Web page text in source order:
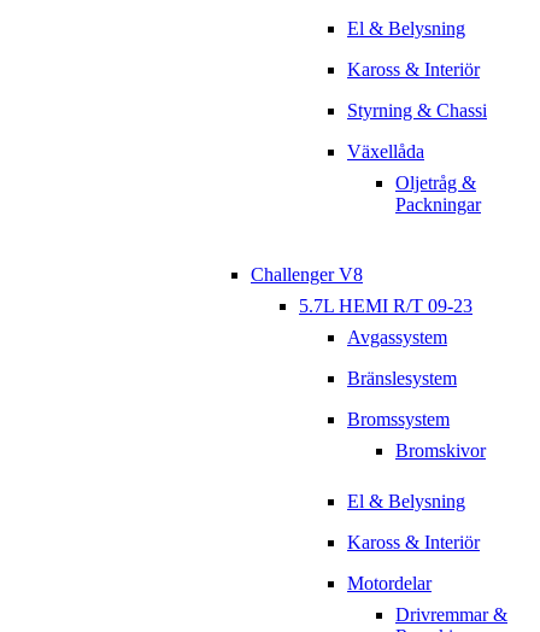
El & Belysning
Kaross & Interiör
Styrning & Chassi
Växellåda
Oljetråg &
Packningar
Challenger V8
5.7L HEMI R/T 09-23
Avgassystem
Bränslesystem
Bromssystem
Bromskivor
El & Belysning
Kaross & Interiör
Motordelar
Drivremmar &